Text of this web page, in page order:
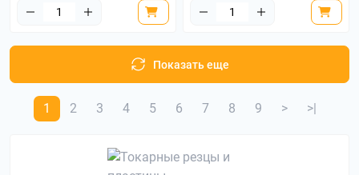
Показать еще
1 2 3 4 5 6 7 8 9 > >|